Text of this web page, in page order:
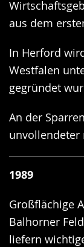
aus dem
In Herford
Westfalen
gegründet
An der
unvollendeter
1989
Großflächige
Balhorner
liefern